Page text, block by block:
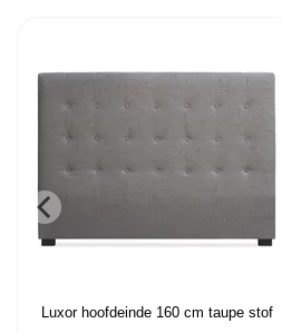
Luxor hoofdeinde 160 cm taupe stof